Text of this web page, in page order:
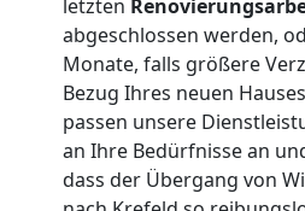
letzten
abgeschlossen werden,
Monate, falls größere
Bezug Ihres neuen
passen unsere
an Ihre Bedürfnisse an
dass der Übergang von
Neustadt
Vereinsumzug
Wiener